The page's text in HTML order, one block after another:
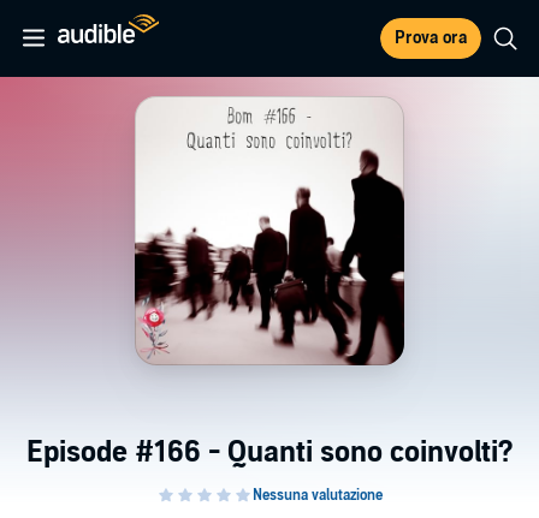
Prova ora
Episode #166 - Quanti sono coinvolti?